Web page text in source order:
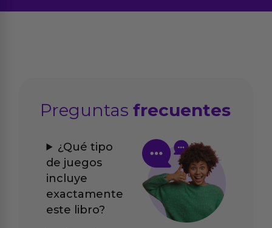
Preguntasfrecuentes
¿Qué tipo
de juegos
incluye
exactamente
este libro?